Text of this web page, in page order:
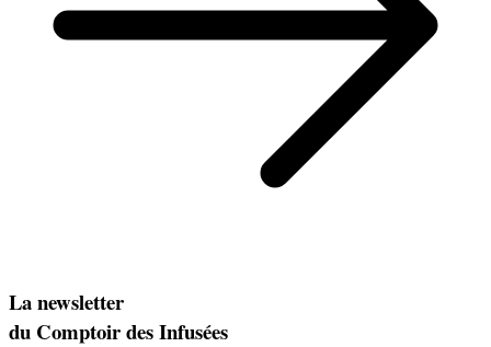
La newsletter
du Comptoir des Infusées